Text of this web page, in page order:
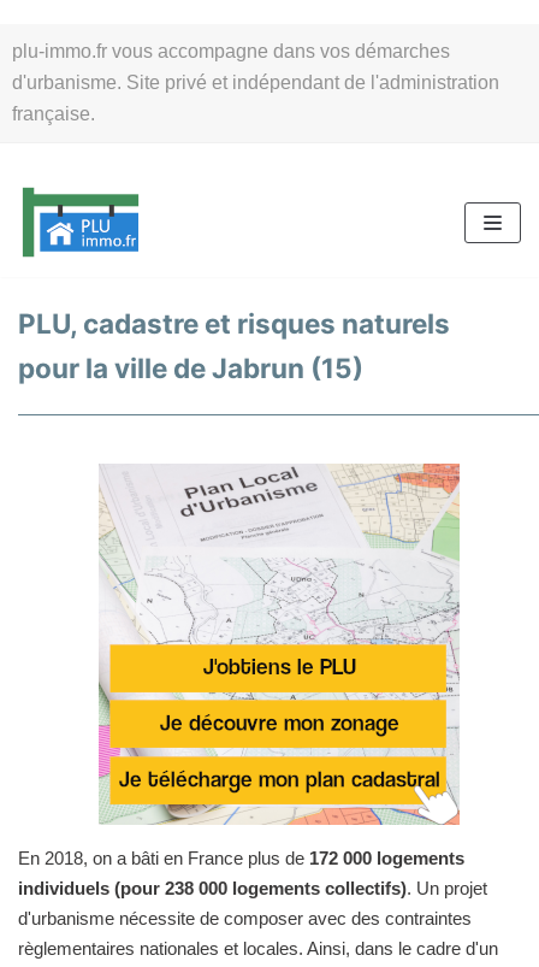
plu-immo.fr vous accompagne dans vos démarches
d'urbanisme. Site privé et indépendant de l'administration
française.
au
contenu
PLU, cadastre et risques naturels
pour la ville de Jabrun (15)
En 2018, on a bâti en France plus de 172 000 logements
individuels (pour 238 000 logements collectifs). Un projet
d'urbanisme nécessite de composer avec des contraintes
règlementaires nationales et locales. Ainsi, dans le cadre d'un